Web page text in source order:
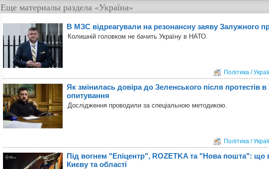
Еще материалы раздела «Україна»
В МЗС відреагували на резонансну заяву Залужного
Колишній головком не бачить Україну в НАТО.
Політика /
Як змінилась довіра до Зеленського після протестів в
опитування
Дослідження проводили за спеціальною методикою.
Політика /
Під вогнем "Епіцентр", ROZETKA та "Нова пошта":
Києву та області